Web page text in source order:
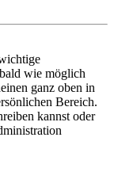
wie möglich
ganz oben in
Bereich.
kannst oder